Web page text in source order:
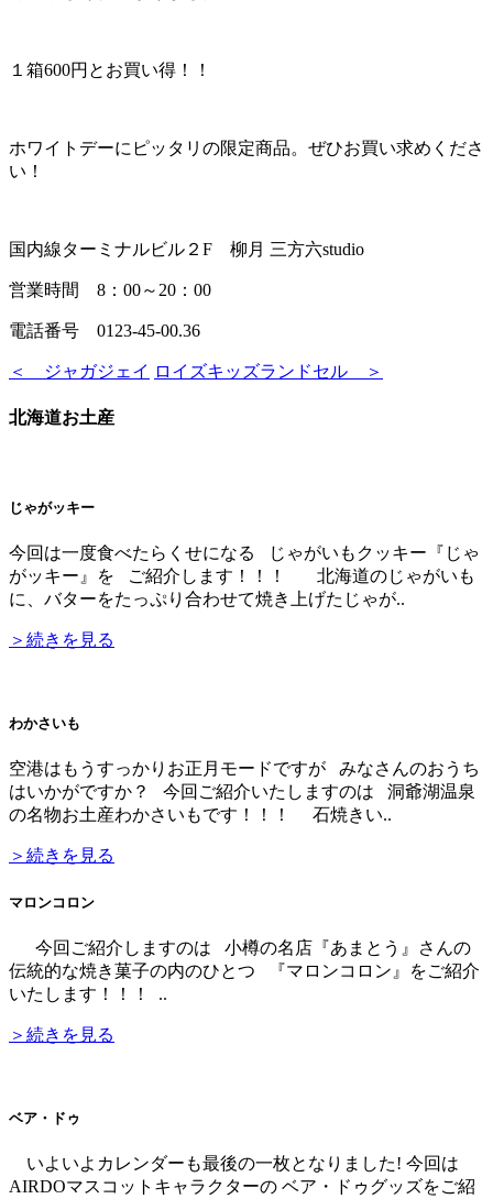
１箱600円とお買い得！！
ホワイトデーにピッタリの限定商品。ぜひお買い求めくださ
い！
国内線ターミナルビル２F 柳月 三方六studio
営業時間 8：00～20：00
電話番号 0123-45-00.36
＜ ジャガジェイ ロイズキッズランドセル ＞
北海道お土産
じゃがッキー
今回は一度食べたらくせになる じゃがいもクッキー『じゃ
がッキー』を ご紹介します！！！ 北海道のじゃがいも
に、バターをたっぷり合わせて焼き上げたじゃが..
＞続きを見る
わかさいも
空港はもうすっかりお正月モードですが みなさんのおうち
はいかがですか？ 今回ご紹介いたしますのは 洞爺湖温泉
の名物お土産わかさいもです！！！ 石焼きい..
＞続きを見る
マロンコロン
今回ご紹介しますのは 小樽の名店『あまとう』さんの
伝統的な焼き菓子の内のひとつ 『マロンコロン』をご紹介
いたします！！！ ..
＞続きを見る
ベア・ドゥ
いよいよカレンダーも最後の一枚となりました! 今回は
AIRDOマスコットキャラクターの ベア・ドゥグッズをご紹